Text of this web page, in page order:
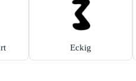
Eckig